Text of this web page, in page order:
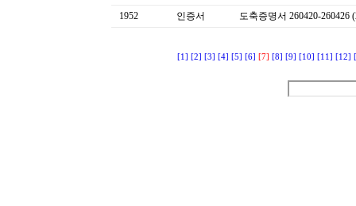
1952
인증서 도축증명서 260420-260426
[1] [2] [3] [4] [5] [6] [7] [8] [9] [10] [11] [12]